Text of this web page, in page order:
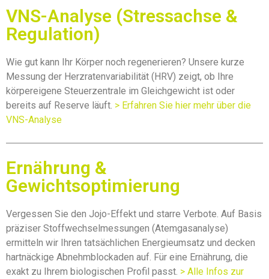
VNS-Analyse (Stressachse &
Regulation)
Wie gut kann Ihr Körper noch regenerieren? Unsere kurze
Messung der Herzratenvariabilität (HRV) zeigt, ob Ihre
körpereigene Steuerzentrale im Gleichgewicht ist oder
bereits auf Reserve läuft. > Erfahren Sie hier mehr über die
VNS-Analyse
Ernährung &
Gewichtsoptimierung
Vergessen Sie den Jojo-Effekt und starre Verbote. Auf Basis
präziser Stoffwechselmessungen (Atemgasanalyse)
ermitteln wir Ihren tatsächlichen Energieumsatz und decken
hartnäckige Abnehmblockaden auf. Für eine Ernährung, die
exakt zu Ihrem biologischen Profil passt. > Alle Infos zur